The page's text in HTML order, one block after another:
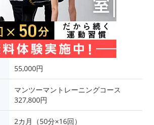
55,000円
マンツーマントレーニングコース
327,800円
2カ月（50分×16回）